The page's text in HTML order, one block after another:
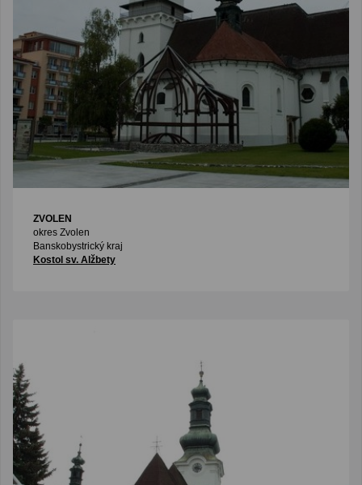
ZVOLEN
okres Zvolen
Banskobystrický kraj
Kostol sv. Alžbety